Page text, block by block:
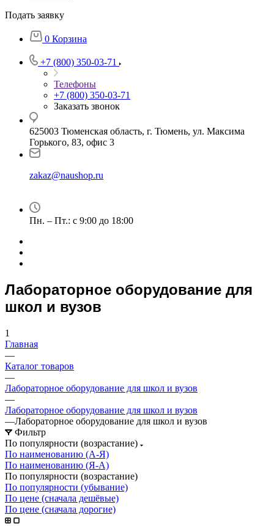
Подать заявку
0 Корзина
+7 (800) 350-03-71
Телефоны
+7 (800) 350-03-71
Заказать звонок
625003 Тюменская область, г. Тюмень, ул. Максима
Горького, 83, офис 3
zakaz@naushop.ru
Пн. – Пт.: с 9:00 до 18:00
Лабораторное оборудование для
школ и вузов
1
Главная
—
Каталог товаров
—
Лабораторное оборудование для школ и вузов
—
Лабораторное оборудование для школ и вузов
—Лабораторное оборудование для школ и вузов
Фильтр
По популярности (возрастание)
По наименованию (А-Я)
По наименованию (Я-А)
По популярности (возрастание)
По популярности (убывание)
По цене (сначала дешёвые)
По цене (сначала дорогие)